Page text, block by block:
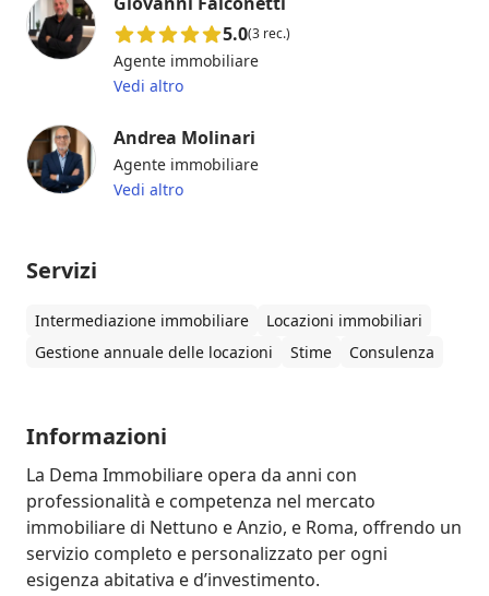
5.0(3 rec.)
Agente immobiliare
Vedi altro
Andrea Molinari
Agente immobiliare
Vedi altro
Servizi
Intermediazione immobiliare
Locazioni immobiliari
Gestione annuale delle locazioni
Stime Consulenza
Informazioni
La Dema Immobiliare opera da anni con
professionalità e competenza nel mercato
immobiliare di Nettuno e Anzio, e Roma, offrendo un
servizio completo e personalizzato per ogni
esigenza abitativa e d’investimento.